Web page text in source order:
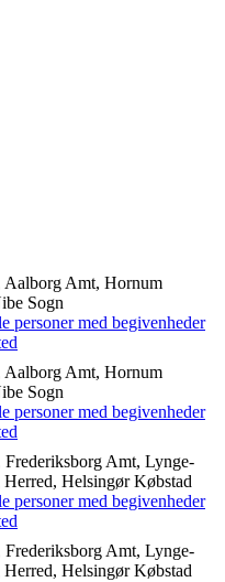
Aalborg Amt, Hornum
Sogn
Aalborg Amt, Hornum
Sogn
Frederiksborg Amt, Lynge-
Helsingør Købstad
Frederiksborg Amt, Lynge-
Helsingør Købstad